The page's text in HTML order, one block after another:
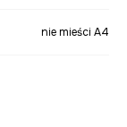
nie mieści A4